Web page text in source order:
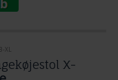
XL
X-